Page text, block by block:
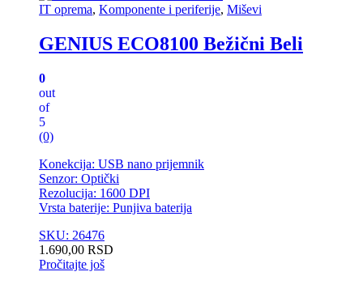
IT oprema, Komponente i periferije, Miševi
GENIUS ECO8100 Bežični Beli
0
out
of
5
(0)
Konekcija: USB nano prijemnik
Senzor: Optički
Rezolucija: 1600 DPI
Vrsta baterije: Punjiva baterija
SKU: 26476
1.690,00 RSD
Pročitajte još